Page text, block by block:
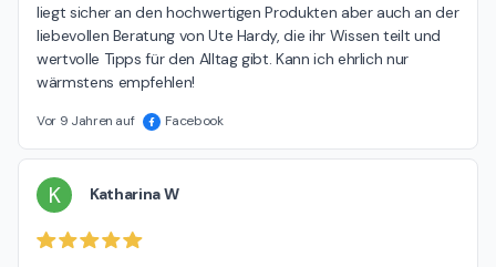
liegt sicher an den hochwertigen Produkten aber auch an der
liebevollen Beratung von Ute Hardy, die ihr Wissen teilt und
wertvolle Tipps für den Alltag gibt. Kann ich ehrlich nur
wärmstens empfehlen!
Vor 9 Jahren auf Facebook
K Katharina W